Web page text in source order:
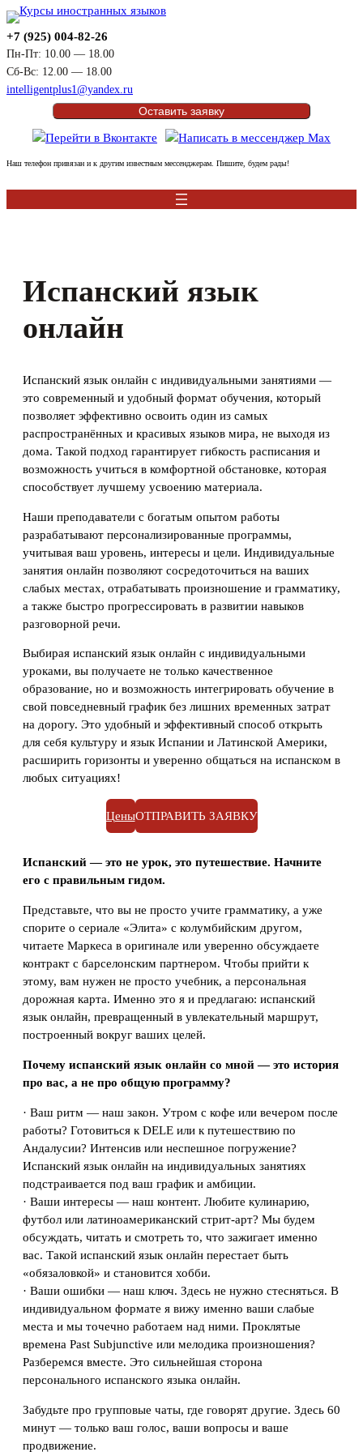
Перейти
к
содержимому
+7 (925) 004-82-26
Пн-Пт: 10.00 — 18.00
Сб-Вс: 12.00 — 18.00
intelligentplus1@yandex.ru
Оставить заявку
Наш телефон привязан и к другим известным мессенджерам. Пишите, будем рады!
Испанский язык
онлайн
Испанский язык онлайн с индивидуальными занятиями —
это современный и удобный формат обучения, который
позволяет эффективно освоить один из самых
распространённых и красивых языков мира, не выходя из
дома. Такой подход гарантирует гибкость расписания и
возможность учиться в комфортной обстановке, которая
способствует лучшему усвоению материала.
Наши преподаватели с богатым опытом работы
разрабатывают персонализированные программы,
учитывая ваш уровень, интересы и цели. Индивидуальные
занятия онлайн позволяют сосредоточиться на ваших
слабых местах, отрабатывать произношение и грамматику,
а также быстро прогрессировать в развитии навыков
разговорной речи.
Выбирая испанский язык онлайн с индивидуальными
уроками, вы получаете не только качественное
образование, но и возможность интегрировать обучение в
свой повседневный график без лишних временных затрат
на дорогу. Это удобный и эффективный способ открыть
для себя культуру и язык Испании и Латинской Америки,
расширить горизонты и уверенно общаться на испанском в
любых ситуациях!
ЦеныОТПРАВИТЬ ЗАЯВКУ
Испанский — это не урок, это путешествие. Начните
его с правильным гидом.
Представьте, что вы не просто учите грамматику, а уже
спорите о сериале «Элита» с колумбийским другом,
читаете Маркеса в оригинале или уверенно обсуждаете
контракт с барселонским партнером. Чтобы прийти к
этому, вам нужен не просто учебник, а персональная
дорожная карта. Именно это я и предлагаю: испанский
язык онлайн, превращенный в увлекательный маршрут,
построенный вокруг ваших целей.
Почему испанский язык онлайн со мной — это история
про вас, а не про общую программу?
· Ваш ритм — наш закон. Утром с кофе или вечером после
работы? Готовиться к DELE или к путешествию по
Андалусии? Интенсив или неспешное погружение?
Испанский язык онлайн на индивидуальных занятиях
подстраивается под ваш график и амбиции.
· Ваши интересы — наш контент. Любите кулинарию,
футбол или латиноамериканский стрит-арт? Мы будем
обсуждать, читать и смотреть то, что зажигает именно
вас. Такой испанский язык онлайн перестает быть
«обязаловкой» и становится хобби.
· Ваши ошибки — наш ключ. Здесь не нужно стесняться. В
индивидуальном формате я вижу именно ваши слабые
места и мы точечно работаем над ними. Проклятые
времена Past Subjunctive или мелодика произношения?
Разберемся вместе. Это сильнейшая сторона
персонального испанского языка онлайн.
Забудьте про групповые чаты, где говорят другие. Здесь 60
минут — только ваш голос, ваши вопросы и ваше
продвижение.